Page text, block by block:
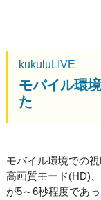
kukuluLIVE
モバイル環
た
モバイル環境での
高画質モード(HD)
が5～6秒程度であ